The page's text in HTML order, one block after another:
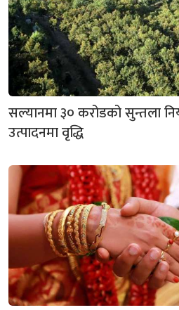
सल्यानमा ३० करोडको सुन्तला
उत्पादनमा वृद्धि